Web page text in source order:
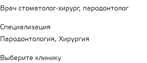
Врач стоматолог-хирург, пародонтолог
Специализация
Пародонтология, Хирургия
Выберите клинику